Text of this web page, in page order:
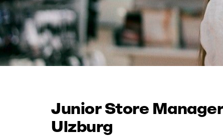
Junior Store
Ulzburg